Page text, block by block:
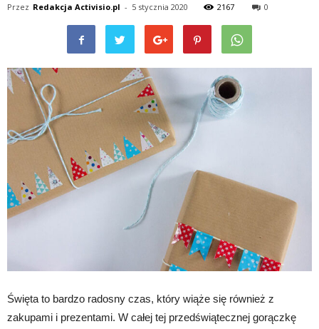
Przez Redakcja Activisio.pl - 5 stycznia 2020 2167 0
Święta to bardzo radosny czas, który wiąże się również z
zakupami i prezentami. W całej tej przedświątecznej gorączkę